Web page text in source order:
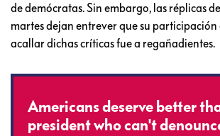
de demócratas. Sin embargo, las réplicas
martes dejan entrever que su participación
acallar dichas críticas fue a regañadientes.
Americans deserve better
president who can't